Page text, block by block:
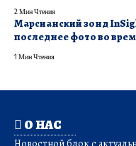
2 Мин Чтения
Марсианский зонд
последнее фото во
1 Мин Чтения
О НАС
Новостной блок с